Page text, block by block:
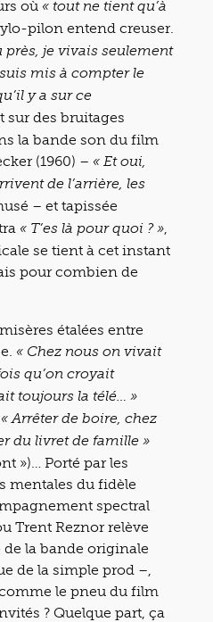
où « tout ne tient qu’à
pilon entend creuser.
près, je vivais seulement
mis à compter le
y a sur ce
sur des bruitages
la bande son du film
(1960) – « Et oui,
de l’arrière, les
– et tapissée
« T’es là pour quoi ? »
se tient à cet instant
pour combien de
étalées entre
« Chez nous on vivait
qu’on croyait
toujours la télé… »
« Arrêter de boire, chez
du livret de famille »
»)… Porté par les
mentales du fidèle
spectral
Trent Reznor relève
la bande originale
de la simple prod –,
le pneu du film
? Quelque part, ça